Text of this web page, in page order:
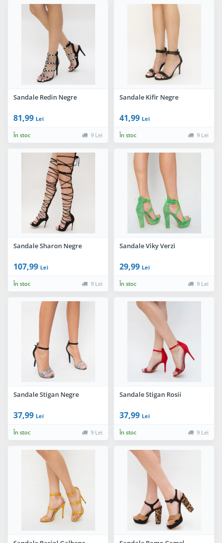
Sandale Redin Negre
81,99 Lei
În stoc 9 Lei
Sandale Kifir Negre
41,99 Lei
În stoc 9 Lei
Sandale Sharon Negre
107,99 Lei
În stoc 9 Lei
Sandale Viky Verzi
29,99 Lei
În stoc 9 Lei
Sandale Stigan Negre
37,99 Lei
În stoc 9 Lei
Sandale Stigan Rosii
37,99 Lei
În stoc 9 Lei